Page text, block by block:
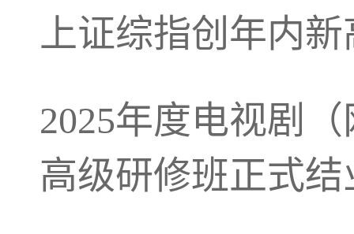
上证综指创年内新
2025年度电视剧
高级研修班正式结